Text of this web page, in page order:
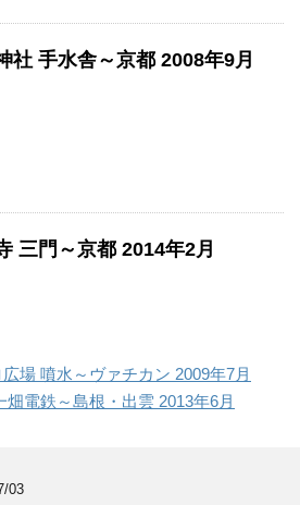
社 手水舎～京都 2008年9月
三門～京都 2014年2月
場 噴水～ヴァチカン 2009年7月
畑電鉄～島根・出雲 2013年6月
03